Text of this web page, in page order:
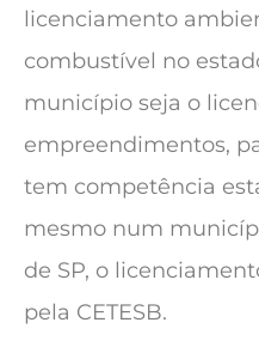
licenciamento
combustível no
município seja o
empreendimentos,
tem competência
mesmo num
de SP, o
pela CETESB.